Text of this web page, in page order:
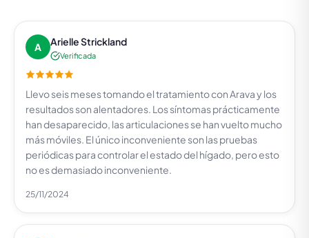
A Arielle Strickland
Verificada
Llevo seis meses tomando el tratamiento con Arava y los
resultados son alentadores. Los síntomas prácticamente
han desaparecido, las articulaciones se han vuelto mucho
más móviles. El único inconveniente son las pruebas
periódicas para controlar el estado del hígado, pero esto
no es demasiado inconveniente.
25/11/2024